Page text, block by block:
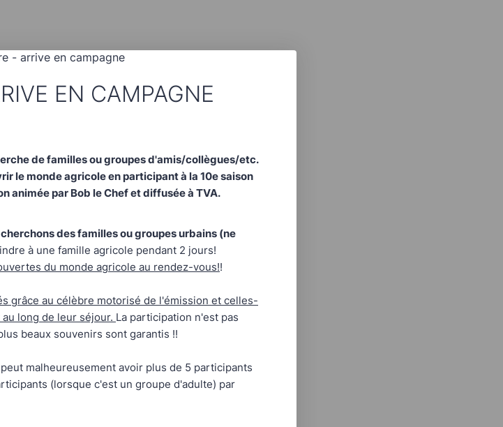
EN CAMPAGNE
de familles ou groupes d'amis/collègues/etc.
le monde agricole en participant à la 10e saison
animée par Bob le Chef et diffusée à TVA.
des familles ou groupes urbains (ne
à une famille agricole pendant 2 jours!
du monde agricole au rendez-vous!!
grâce au célèbre motorisé de l'émission et celles-
long de leur séjour. La participation n'est pas
beaux souvenirs sont garantis !!
malheureusement avoir plus de 5 participants
(lorsque c'est un groupe d'adulte) par